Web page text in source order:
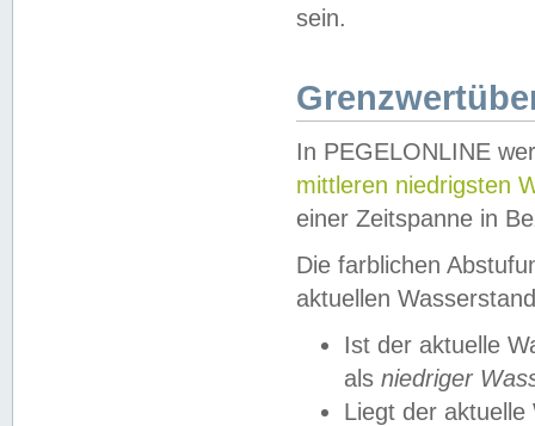
sein.
In PEGELONLINE
mittleren niedrigsten
einer Zeitspanne in
Die farblichen
aktuellen
Ist der aktuelle
als niedriger
Liegt der